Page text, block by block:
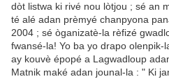
dòt listwa ki rivé nou lòtjou ; sé an
té alé adan prèmyé chanpyona
2004 ; sé òganizatè-la rèfizé
fwansé-la! Yo ba yo drapo olenpik-
ay kouvè épopé a Lagwadloup
Matnik maké adan jounal-la : " Ki